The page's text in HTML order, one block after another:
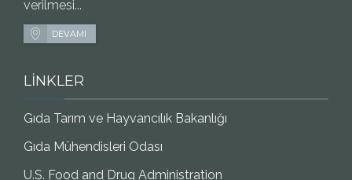
verilmesi...
DEVAMI
LİNKLER
Gıda Tarım ve Hayvancılık Bakanlığı
Gıda Mühendisleri Odası
U.S. Food and Drug Administration